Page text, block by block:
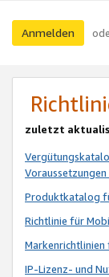
Anmelden
zuletzt
Produktkatalog
Richtlinie für
IP-Lizenz- und